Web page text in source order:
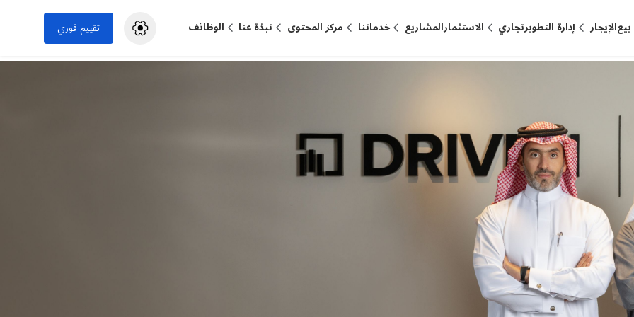
بيعالإيجار إدارة التطويرتجاري الاستثمارالمشاريع خدماتنا مركز المحتوى نبذة عنا الوظائف تقييم فوري